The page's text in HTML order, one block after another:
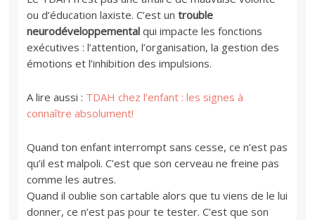
ou d’éducation laxiste. C’est untrouble
neurodéveloppemental qui impacte les fonctions
exécutives : l’attention, l’organisation, la gestion des
émotions et l’inhibition des impulsions.
A lire aussi : TDAH chez l’enfant : les signes à
connaître absolument!
Quand ton enfant interrompt sans cesse, ce n’est pas
qu’il est malpoli. C’est que son cerveau ne freine pas
comme les autres.
Quand il oublie son cartable alors que tu viens de le lui
donner, ce n’est pas pour te tester. C’est que son